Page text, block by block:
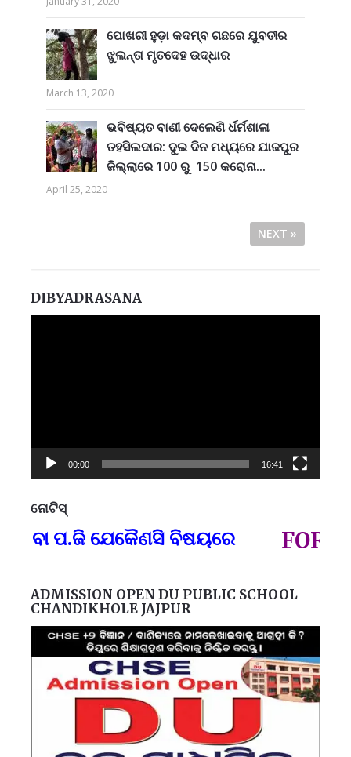
ପୋଖରୀ ହୁଡ଼ା କଦମ୍ବ ଗଛରେ ଯୁବତୀର
ଝୁଲନ୍ତା ମୃତଦେହ ଉଦ୍ଧାର
March 13, 2020
ଭବିଷ୍ୟତ ବାଣୀ ଦେଲେଣି ର୍ଧର୍ମଶାଳା
ତହସିଲଦାର: ଦୁଇ ଦିନ ମଧ୍ୟରେ ଯାଜପୁର
ଜିଲ୍ଲାରେ 100 ରୁ 150 କରୋନା...
April 25, 2020
NEXT »
DIBYADRASANA
00:00 16:41
ନୋଟିସ୍
ପ.ଜି ଯେକୈଣସି ବିଷୟରେ FOR
ADMISSION OPEN DU PUBLIC SCHOOL
CHANDIKHOLE JAJPUR